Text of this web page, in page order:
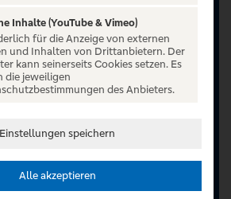
oder registrieren
ist exklusiv Kunden der
jetzt auf VR Entertain.
2026 vom 15.07.2026 bis
Inhalte (YouTube & Vimeo)
für die Anzeige von externen
und Inhalten von Drittanbietern. Der
kann seinerseits Cookies setzen. Es
die jeweiligen
des Anbieters.
Einstellungen speichern
Alle akzeptieren